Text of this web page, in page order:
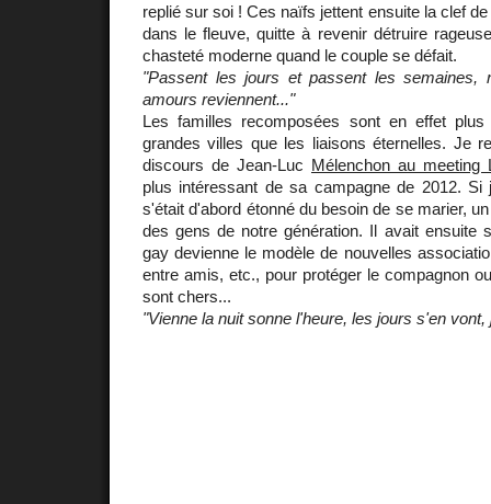
replié sur soi ! Ces naïfs jettent ensuite la clef
dans le fleuve, quitte à revenir détruire
chasteté moderne quand le couple se défait.
"Passent les jours et passent les semaines,
amours reviennent..."
Les familles recomposées sont en effet
grandes villes que les liaisons éternelles. Je
discours de Jean-Luc Mélenchon au meeting
plus intéressant de sa campagne de 2012.
s'était d'abord étonné du besoin de se marier,
des gens de notre génération. Il avait ensuite
gay devienne le modèle de nouvelles
entre amis, etc., pour protéger le compagnon
sont chers...
"Vienne la nuit sonne l'heure, les jours s'en vont,